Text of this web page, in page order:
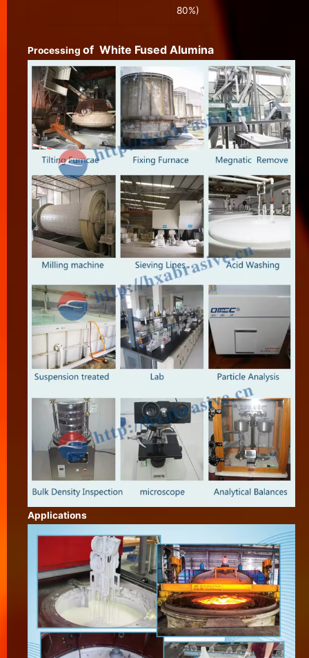
80%)
Processing of White Fused Alumina
Applications